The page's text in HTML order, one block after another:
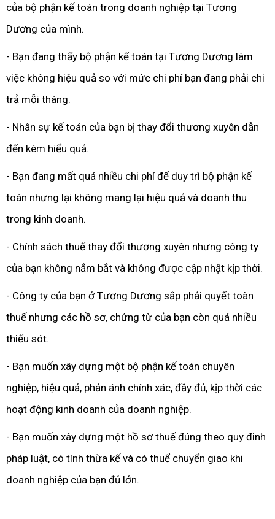
của bộ phận kế toán trong doanh nghiệp tại Tương
Dương của mình.
- Bạn đang thấy bộ phận kế toán tại Tương Dương làm
việc không hiệu quả so với mức chi phí bạn đang phải chi
trả mỗi tháng.
- Nhân sự kế toán của bạn bị thay đổi thương xuyên dẫn
đến kém hiểu quả.
- Bạn đang mất quá nhiều chi phí để duy trì bộ phận kế
toán nhưng lại không mang lại hiệu quả và doanh thu
trong kinh doanh.
- Chính sách thuế thay đổi thương xuyên nhưng công ty
của bạn không nắm bắt và không được cập nhật kịp thời.
- Công ty của bạn ở Tương Dương sắp phải quyết toàn
thuế nhưng các hồ sơ, chứng từ của bạn còn quá nhiều
thiếu sót.
- Bạn muốn xây dựng một bộ phận kế toán chuyên
nghiệp, hiệu quả, phản ánh chính xác, đầy đủ, kịp thời các
hoạt động kinh doanh của doanh nghiệp.
- Bạn muốn xây dựng một hồ sơ thuế đúng theo quy đinh
pháp luật, có tính thừa kế và có thuể chuyển giao khi
doanh nghiệp của bạn đủ lớn.